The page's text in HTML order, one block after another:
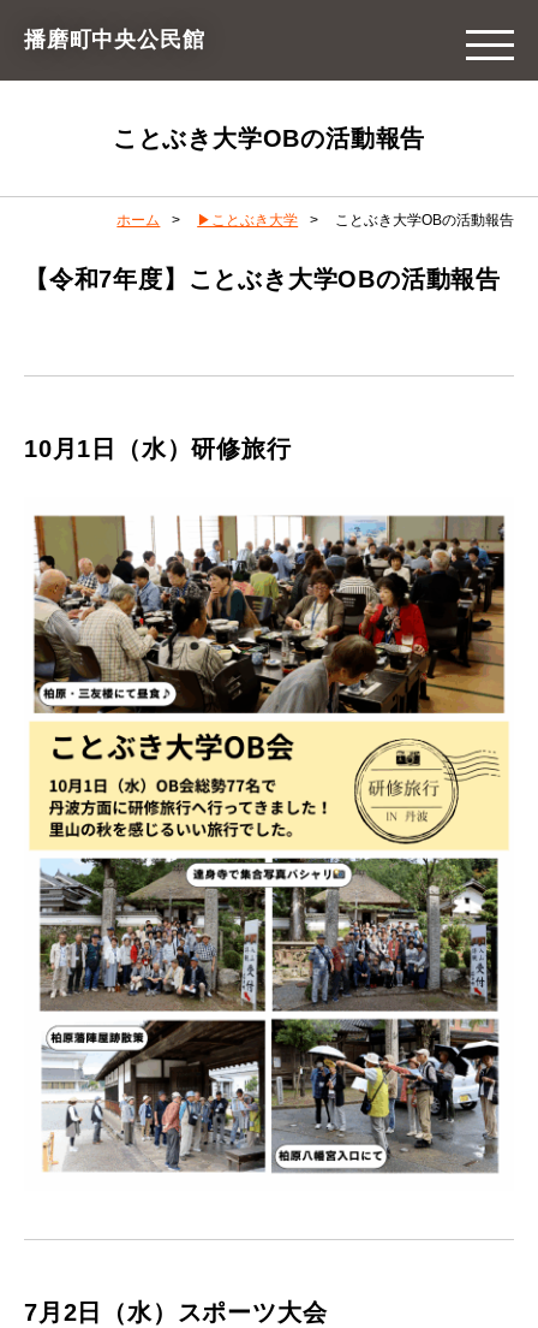
播磨町中央公民館
ことぶき大学OBの活動報告
ホーム ▶ことぶき大学 ことぶき大学OBの活動報告
【令和7年度】ことぶき大学OBの活動報告
10月1日（水）研修旅行
7月2日（水）スポーツ大会